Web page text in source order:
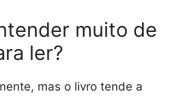
muito de
ler?
mas o livro tende a